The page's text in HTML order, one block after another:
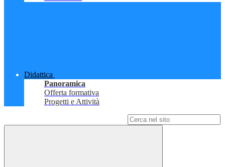
Didattica
Panoramica
Offerta formativa
Progetti e Attività